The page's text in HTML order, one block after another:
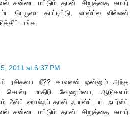
சன்டை மட்டும் தான். சிறுத்தை சுமார்
பெருஸா காட்டிட்டு, லாஸ்ட்ல வில்லன்
2011 at 6:37 PM
ரசிகனா நீ?? காவலன் ஒன்னும் அந்த
மாதிரி. வேணும்னா, ஆடுகளம்
2ன்ட் ஹால்ஃப் தான் ஃபாஸ்ட் பா. ஃபர்ஸ்ட்
சன்டை மட்டும் தான். சிறுத்தை சுமார்